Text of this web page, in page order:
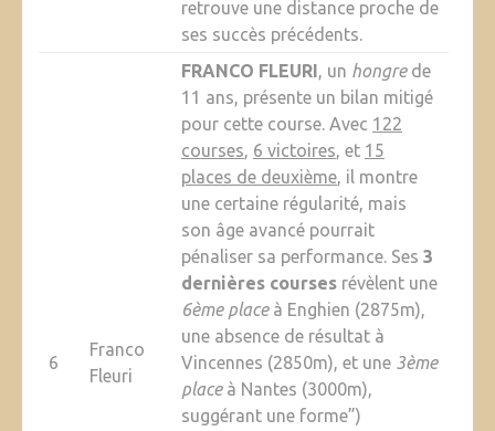
retrouve une distance proche de
ses succès précédents.
6
Franco
Fleuri
FRANCO FLEURI, un hongrede
11 ans, présente un bilan mitigé
pour cette course. Avec 122
courses, 6 victoires, et 15
places de deuxième, il montre
une certaine régularité, mais
son âge avancé pourrait
pénaliser sa performance. Ses 3
dernières coursesrévèlent une
6ème placeà Enghien (2875m),
une absence de résultat à
Vincennes (2850m), et une 3ème
placeà Nantes (3000m),
suggérant une forme”)